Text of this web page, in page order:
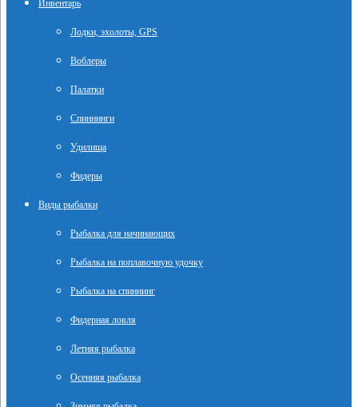
Инвентарь
Лодки, эхолоты, GPS
Воблеры
Палатки
Спиннинги
Удилища
Фидеры
Виды рыбалки
Рыбалка для начинающих
Рыбалка на поплавочную удочку
Рыбалка на спиннинг
Фидерная ловля
Летняя рыбалка
Осенняя рыбалка